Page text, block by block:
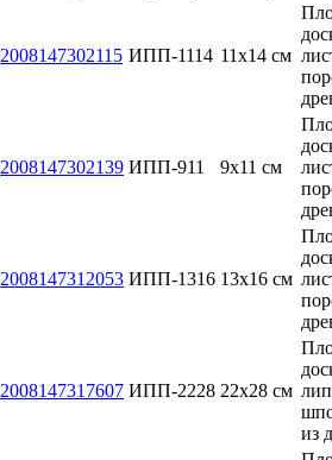
2008147302115 ИПП-1114 11х14 см
2008147302139 ИПП-911 9х11 см
2008147312053 ИПП-1316 13x16 см
2008147317607 ИПП-2228 22х28 см
из